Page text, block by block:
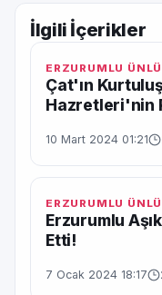
İlgili İçerikler
ERZURUMLU
Çat'ın
Hazretleri'nin
10 Mart 2024 01:21
ERZURUMLU
Erzurumlu
Etti!
7 Ocak 2024 18:17